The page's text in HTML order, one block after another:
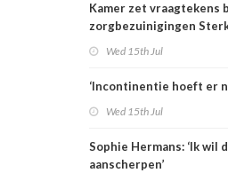
Kamer zet vraagtekens
zorgbezuinigingen
Wed 15th Jul
‘Incontinentie hoeft er
Wed 15th Jul
Sophie Hermans: ‘Ik wil
aanscherpen’